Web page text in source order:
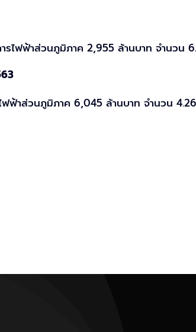
ไฟฟ้าส่วนภูมิภาค 2,955 ล้านบาท จำนวน
ฟฟ้าส่วนภูมิภาค 6,045 ล้านบาท จำนวน